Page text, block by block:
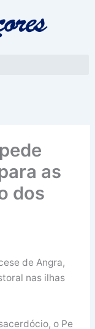
as
dos
de Angra,
nas ilhas
o Pe